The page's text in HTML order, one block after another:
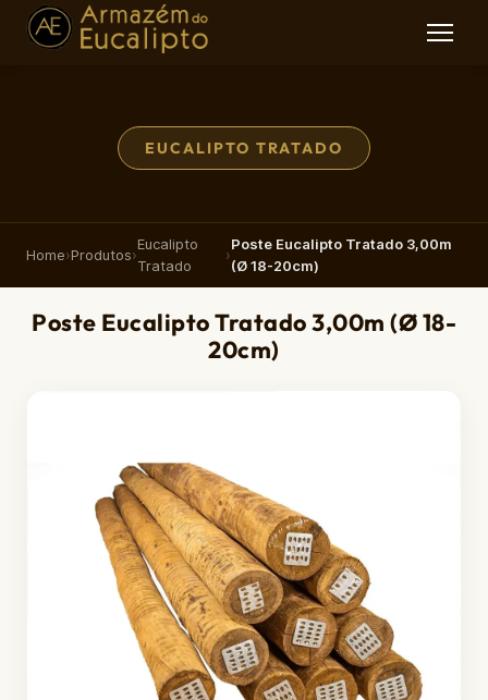
EUCALIPTO TRATADO
Home›Produtos›
Eucalipto
Tratado
›
Poste Eucalipto Tratado 3,00m
(Ø 18-20cm)
Poste Eucalipto Tratado 3,00m (Ø 18-
20cm)